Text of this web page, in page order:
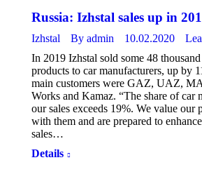
Russia: Izhstal sales up in
Izhstal By admin 10.02.2020
In 2019 Izhstal sold some 48
products to car manufacturers, up by
main customers were GAZ, UAZ,
Works and Kamaz. “The share of car
our sales exceeds 19%. We value our
with them and are prepared to
sales…
Details